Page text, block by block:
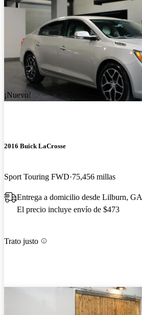
¡Nuevo!
2016 Buick LaCrosse
Sport Touring FWD 75,456 millas
Entrega a domicilio desde Lilburn, GA
El precio incluye envío de $473
Trato justo